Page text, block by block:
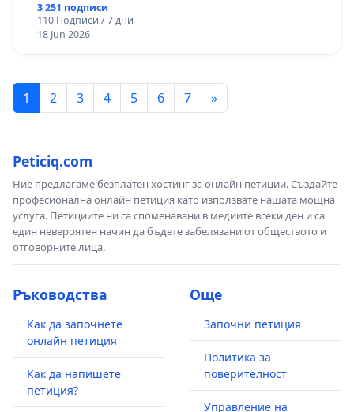
3 251 подписи
110 Подписи / 7 дни
18 Jun 2026
1 2 3 4 5 6 7 »
Peticiq.com
Ние предлагаме безплатен хостинг за онлайн петиции. Създайте
професионална онлайн петиция като използвате нашата мощна
услуга. Петициите ни са споменавани в медиите всеки ден и са
един невероятен начин да бъдете забелязани от обществото и
отговорните лица.
Ръководства
Как да започнете
онлайн петиция
Как да напишете
петиция?
Още
Започни петиция
Политика за
поверителност
Управление на